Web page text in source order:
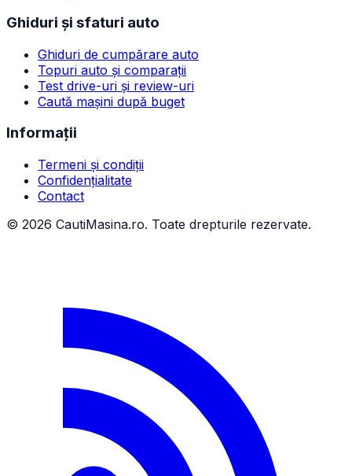
Ghiduri și sfaturi auto
Ghiduri de cumpărare auto
Topuri auto și comparații
Test drive-uri și review-uri
Caută mașini după buget
Informații
Termeni și condiții
Confidențialitate
Contact
© 2026 CautiMasina.ro. Toate drepturile rezervate.